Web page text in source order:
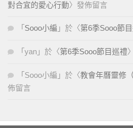
對合宜的愛心行動〉發佈留言
「 Sooo小編 」於〈第6季Sooo節
「 yan 」於〈第6季Sooo節目巡禮
「 Sooo小編 」於〈教會年曆靈修
佈留言